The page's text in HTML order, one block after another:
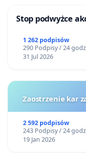
Stop podwyżce
1 262 podpisów
290 Podpisy / 24
31 Jul 2026
Zaostrzenie kar
2 592 podpisów
243 Podpisy / 24
19 Jan 2026